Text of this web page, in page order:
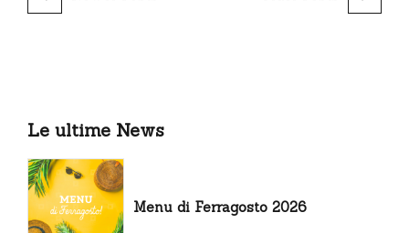
Le ultime News
Menu di Ferragosto 2026